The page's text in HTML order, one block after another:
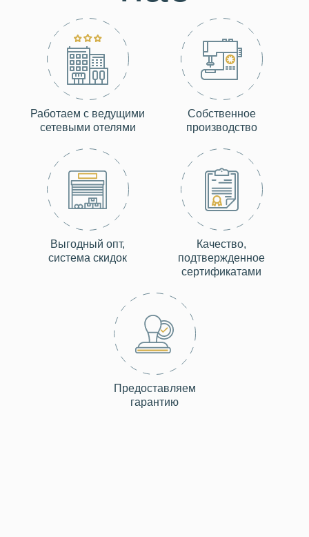
Работаем с ведущими
сетевыми отелями
Собственное
производство
Выгодный опт,
система скидок
Качество,
подтвержденное
сертификатами
Предоставляем
гарантию